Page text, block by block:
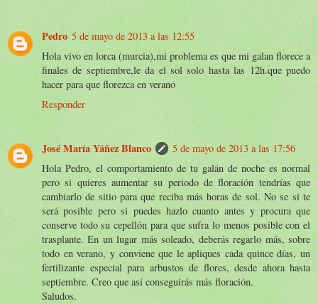
Pedro 5 de mayo de 2013 a las 12:55
Hola vivo en lorca (murcia),mi problema es que mi galan florece a
finales de septiembre,le da el sol solo hasta las 12h.que puedo
hacer para que florezca en verano
Responder
José María Yáñez Blanco
5 de mayo de 2013 a las 17:56
Hola Pedro, el comportamiento de tu galán de noche es normal
pero si quieres aumentar su periodo de floración tendrías que
cambiarlo de sitio para que reciba más horas de sol. No se si te
será posible pero si puedes hazlo cuanto antes y procura que
conserve todo su cepellón para que sufra lo menos posible con el
trasplante. En un lugar más soleado, deberás regarlo más, sobre
todo en verano, y conviene que le apliques cada quince días, un
fertilizante especial para arbustos de flores, desde ahora hasta
septiembre. Creo que así conseguirás más floración.
Saludos.